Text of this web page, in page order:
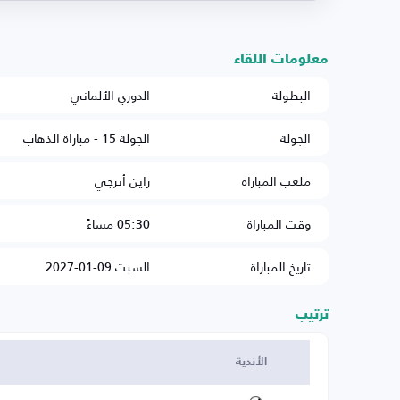
معلومات اللقاء
البطولة
الدوري الألماني
الجولة
الجولة 15 - مباراة الذهاب
ملعب المباراة
راين أنرجي
وقت المباراة
05:30 مساءً
تاريخ المباراة
السبت 09-01-2027
ترتيب
الأندية